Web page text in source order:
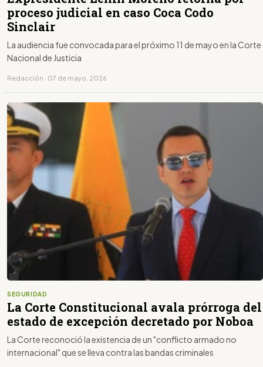
proceso judicial en caso Coca Codo
Sinclair
La audiencia fue convocada para el próximo 11 de mayo en la Corte
Nacional de Justicia
Redacción · 07 de mayo, 2026
SEGURIDAD
La Corte Constitucional avala prórroga del
estado de excepción decretado por Noboa
La Corte reconoció la existencia de un "conflicto armado no
internacional" que se lleva contra las bandas criminales